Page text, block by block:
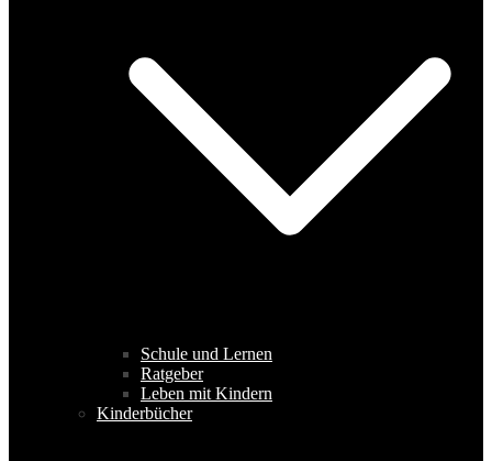
Schule und Lernen
Ratgeber
Leben mit Kindern
Kinderbücher